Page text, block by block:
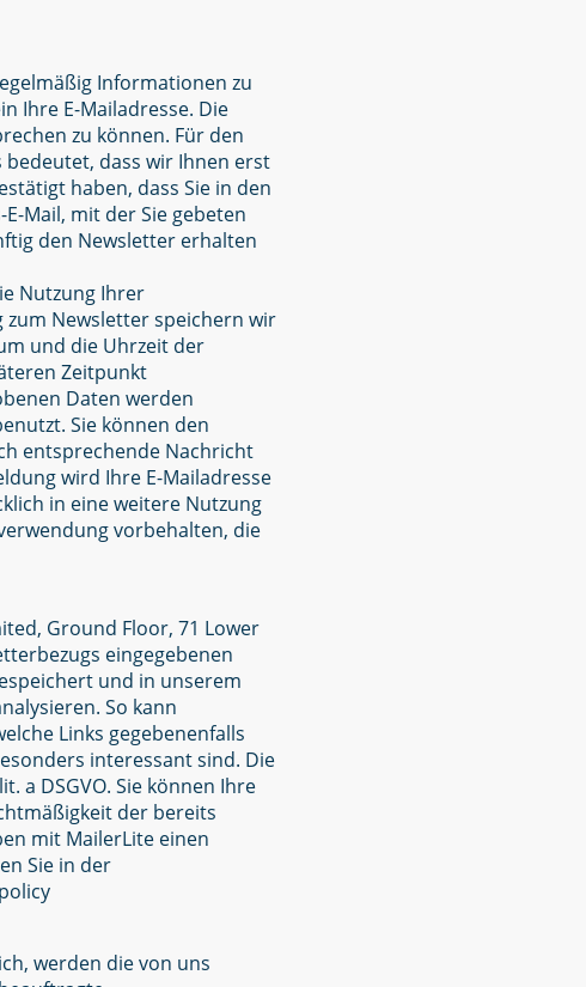
Informationen zu
Ihre E-Mailadresse. Die
zu können. Für den
dass wir Ihnen erst
haben, dass Sie in den
Mail, mit der Sie gebeten
den Newsletter erhalten
Nutzung Ihrer
zum Newsletter speichern wir
und die Uhrzeit der
Zeitpunkt
Daten werden
Sie können den
entsprechende Nachricht
wird Ihre E-Mailadresse
in eine weitere Nutzung
vorbehalten, die
Ground Floor, 71 Lower
eingegebenen
und in unserem
So kann
Links gegebenenfalls
interessant sind. Die
a DSGVO. Sie können Ihre
der bereits
mit MailerLite einen
Sie in der
werden die von uns